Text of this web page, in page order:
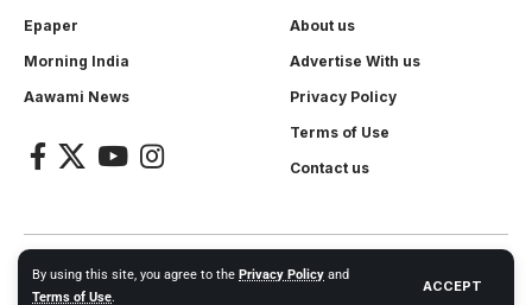
By using this site, you agree to the Privacy Policy and
Terms of Use.
ACCEPT
Epaper
Morning India
Aawami News
About us
Advertise With us
Privacy Policy
Terms of Use
Contact us
2024- All Rights Reserved.Live 7 tv. Website Created by and